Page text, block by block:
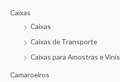
Caixas
Caixas
Caixas de Transporte
Caixas para Amostras e Vinis
Camaroeiros